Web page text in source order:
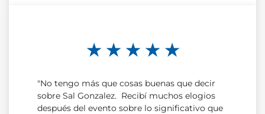
★ ★ ★ ★ ★
"No tengo más que cosas buenas que decir
sobre Sal Gonzalez. Recibí muchos elogios
después del evento sobre lo significativo que